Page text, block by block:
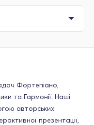
Фортепіано,
та Гармонії. Наші
авторських
презентації,